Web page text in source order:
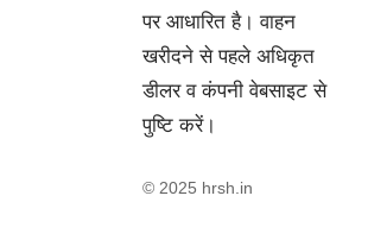
पर आधारित है। वाहन
खरीदने से पहले अधिकृत
डीलर व कंपनी वेबसाइट से
पुष्टि करें।
© 2025 hrsh.in